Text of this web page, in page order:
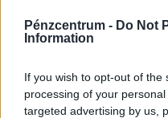
Pénzcentrum - Do Not
Information
If you wish to opt-out of
processing of your
targeted advertising by us,
Országgyűlésnek.